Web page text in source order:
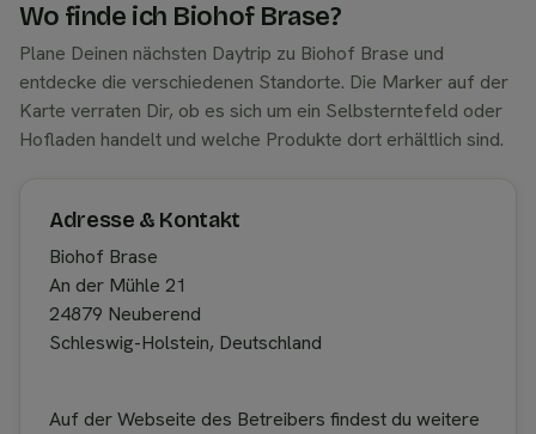
Wo finde ich Biohof Brase?
Plane Deinen nächsten Daytrip zu Biohof Brase und
entdecke die verschiedenen Standorte. Die Marker auf der
Karte verraten Dir, ob es sich um ein Selbsterntefeld oder
Hofladen handelt und welche Produkte dort erhältlich sind.
Adresse & Kontakt
Biohof Brase
An der Mühle 21
24879 Neuberend
Schleswig-Holstein, Deutschland
Auf der Webseite des Betreibers findest du weitere